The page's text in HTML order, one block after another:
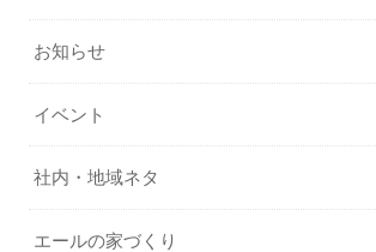
お知らせ
イベント
社内・地域ネタ
エールの家づくり